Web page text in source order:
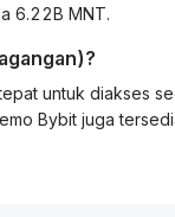
6.22B MNT.
untuk diakses
Bybit juga